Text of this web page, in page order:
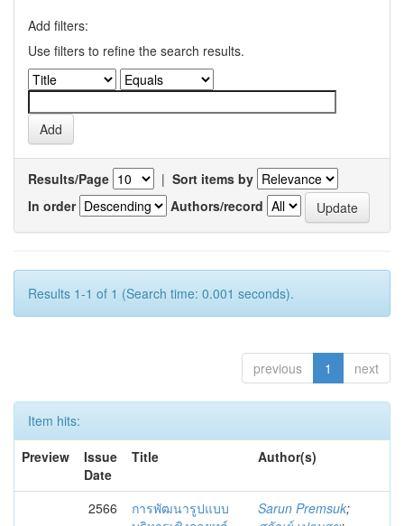
Add filters:
Use filters to refine the search results.
Results/Page | Sort items by
In order
Authors/record
Results 1-1 of 1 (Search time: 0.001 seconds).
previous 1 next
Item hits:
Preview
Issue
Date
Title Author(s)
2566
การพัฒนารูปแบบ
Sarun Premsuk;